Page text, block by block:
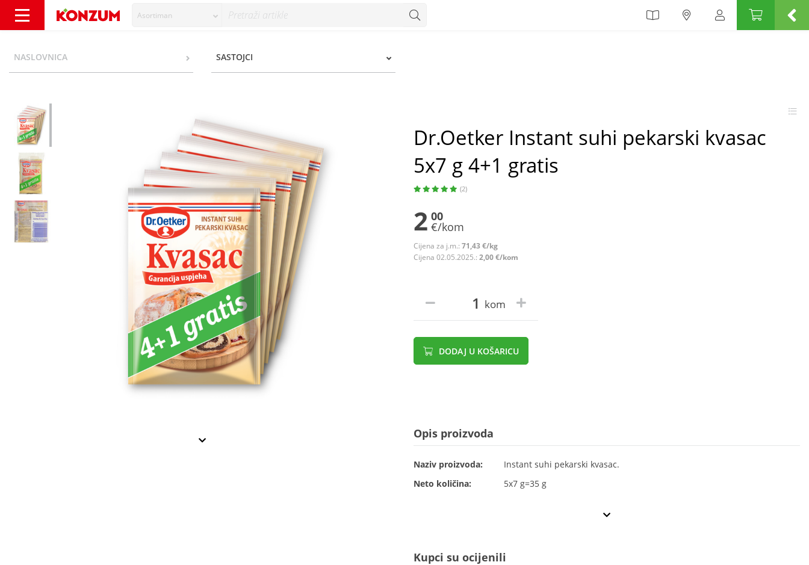
Asortiman
NASLOVNICA SASTOJCI
Dr.Oetker Instant suhi pekarski kvasac
5x7 g 4+1 gratis
(2)
2 00
€/kom
Cijena za j.m.: 71,43 €/kg
Cijena 02.05.2025.: 2,00 €/kom
kom
DODAJ U KOŠARICU
Opis proizvoda
Naziv proizvoda:
Instant suhi pekarski kvasac.
Neto količina:
5x7 g=35 g
Kupci su ocijenili